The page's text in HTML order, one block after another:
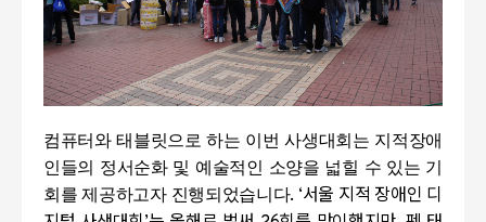
컴퓨터와 태블릿으로 하는 이번 사생대회는 지적장애
인들의 정서순화 및 예술적인 소양을 넓힐 수 있는 기
회를 제공하고자 진행되었습니다. ‘서울 지적 장애인 디